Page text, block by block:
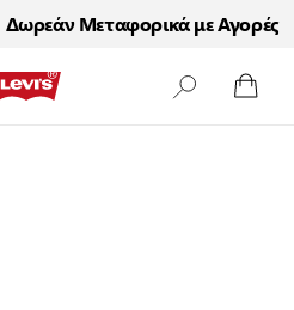
Δωρεάν Μεταφορικά με Αγορές